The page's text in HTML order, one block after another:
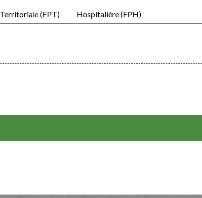
Territoriale (FPT) Hospitalière (FPH)